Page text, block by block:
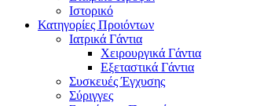
Ιστορικό
Κατηγορίες Προιόντων
Ιατρικά Γάντια
Χειρουργικά Γάντια
Εξεταστικά Γάντια
Συσκευές Έγχυσης
Σύριγγες